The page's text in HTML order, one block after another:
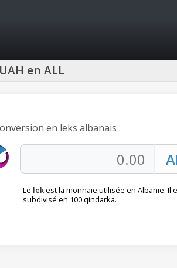
en ALL
en leks albanais :
Le lekest la monnaie utilisée en Albanie. Il
subdivisé en 100 qindarka.